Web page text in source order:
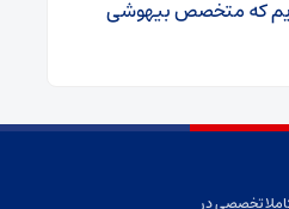
که متخصص بیهوشی
تخصصی در